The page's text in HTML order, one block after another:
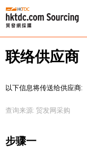
联络供应商
以下信息将传送给供应商:
查询来源: 贸发网采购
步骤一